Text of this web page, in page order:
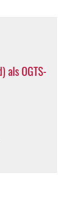
als OGTS-